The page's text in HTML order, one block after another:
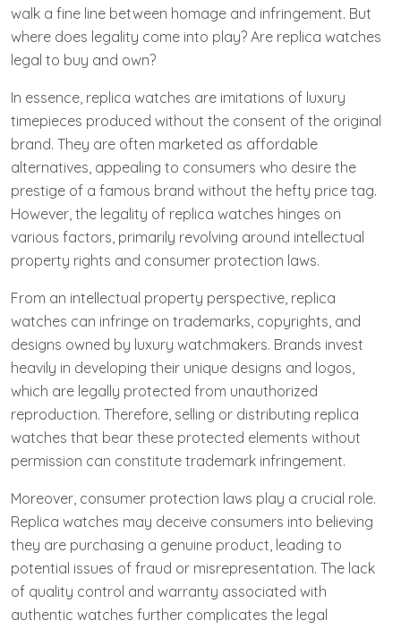
walk a fine line between homage and infringement. But
where does legality come into play? Are replica watches
legal to buy and own?
In essence, replica watches are imitations of luxury
timepieces produced without the consent of the original
brand. They are often marketed as affordable
alternatives, appealing to consumers who desire the
prestige of a famous brand without the hefty price tag.
However, the legality of replica watches hinges on
various factors, primarily revolving around intellectual
property rights and consumer protection laws.
From an intellectual property perspective, replica
watches can infringe on trademarks, copyrights, and
designs owned by luxury watchmakers. Brands invest
heavily in developing their unique designs and logos,
which are legally protected from unauthorized
reproduction. Therefore, selling or distributing replica
watches that bear these protected elements without
permission can constitute trademark infringement.
Moreover, consumer protection laws play a crucial role.
Replica watches may deceive consumers into believing
they are purchasing a genuine product, leading to
potential issues of fraud or misrepresentation. The lack
of quality control and warranty associated with
authentic watches further complicates the legal